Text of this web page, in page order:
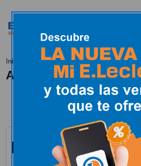
Inicio Selección Expert
All Posts